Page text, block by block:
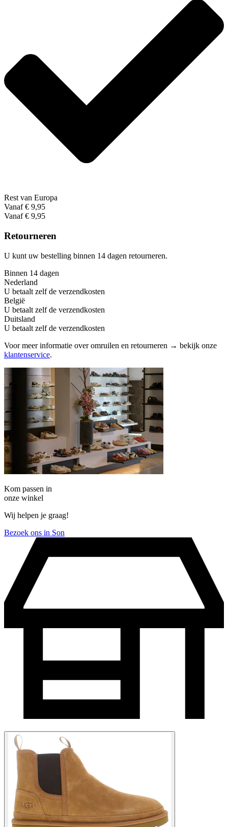
Rest van Europa
Vanaf € 9,95
Vanaf € 9,95
Retourneren
U kunt uw bestelling binnen 14 dagen retourneren.
Binnen 14 dagen
Nederland
U betaalt zelf de verzendkosten
België
U betaalt zelf de verzendkosten
Duitsland
U betaalt zelf de verzendkosten
Voor meer informatie over omruilen en retourneren → bekijk onze
klantenservice.
Kom passen in
onze winkel
Wij helpen je graag!
Bezoek ons in Son